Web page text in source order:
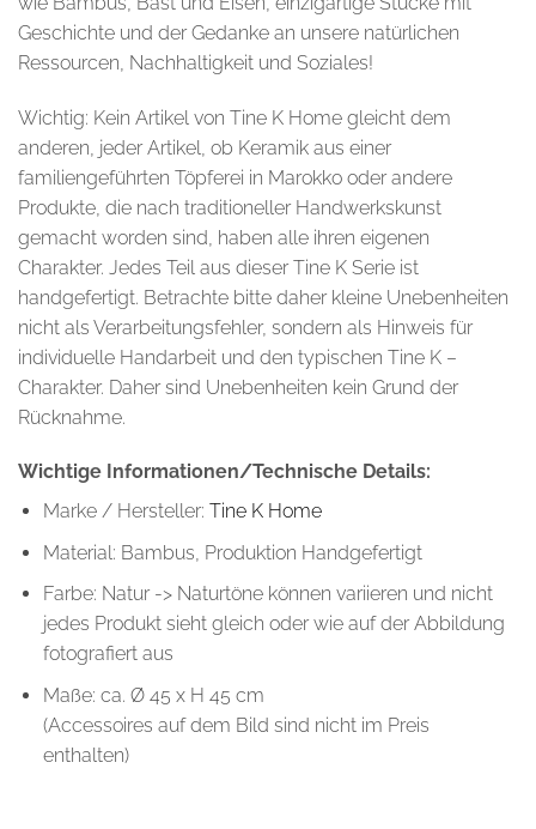
Geschichte und der Gedanke an unsere natürlichen
Ressourcen, Nachhaltigkeit und Soziales!
Wichtig: Kein Artikel von Tine K Home gleicht dem
anderen, jeder Artikel, ob Keramik aus einer
familiengeführten Töpferei in Marokko oder andere
Produkte, die nach traditioneller Handwerkskunst
gemacht worden sind, haben alle ihren eigenen
Charakter. Jedes Teil aus dieser Tine K Serie ist
handgefertigt. Betrachte bitte daher kleine Unebenheiten
nicht als Verarbeitungsfehler, sondern als Hinweis für
individuelle Handarbeit und den typischen Tine K –
Charakter. Daher sind Unebenheiten kein Grund der
Rücknahme.
Wichtige Informationen/Technische Details:
Marke / Hersteller: Tine K Home
Material: Bambus, Produktion Handgefertigt
Farbe: Natur -> Naturtöne können variieren und nicht
jedes Produkt sieht gleich oder wie auf der Abbildung
fotografiert aus
Maße: ca. Ø 45 x H 45 cm
(Accessoires auf dem Bild sind nicht im Preis
enthalten)